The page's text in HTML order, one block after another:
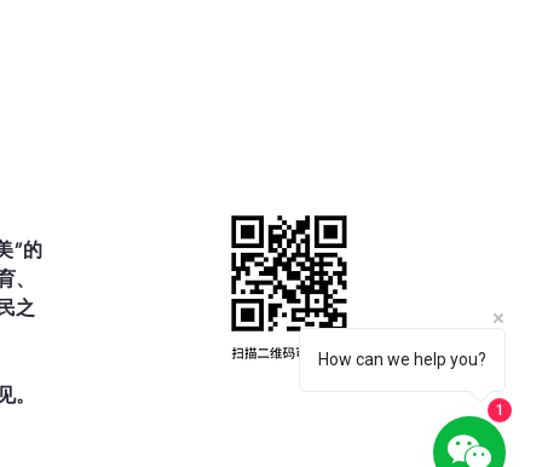
”的
、
之
。
How can we help you?
1